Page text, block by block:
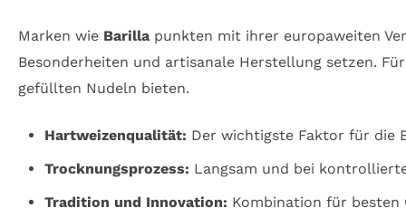
Marken wie Barilla punkten mit ihrer europaweiten
Besonderheiten und artisanale Herstellung setzen.
gefüllten Nudeln bieten.
Hartweizenqualität: Der wichtigste Faktor für die
Trocknungsprozess: Langsam und bei
Tradition und Innovation: Kombination für besten